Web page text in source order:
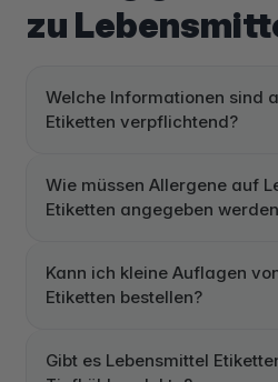
zu
Welche Informationen sind
Etiketten verpflichtend?
Wie müssen Allergene auf
Etiketten angegeben
Kann ich kleine Auflagen
Etiketten bestellen?
Gibt es Lebensmittel